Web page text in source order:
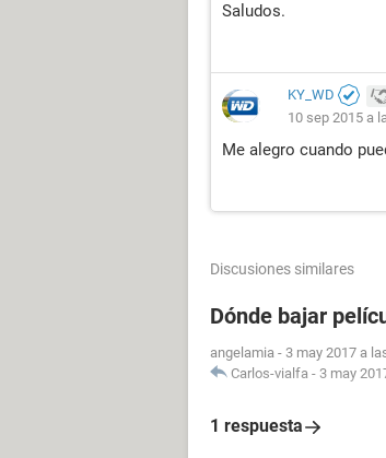
Saludos.
KY_WD
10 sep 2015 a
Me alegro cuando
Discusiones similares
Dónde bajar
angelamia - 3 may 2017 a
Carlos-vialfa - 3 may
1 respuesta